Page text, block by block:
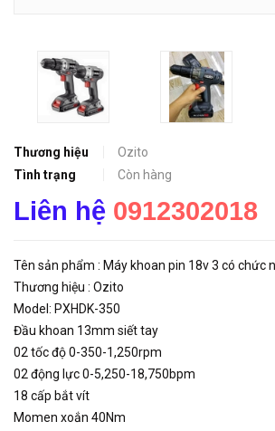
Thương hiệu
Ozito
Tình trạng
Còn hàng
Liên hệ 0912302018
Tên sản phẩm : Máy khoan pin 18v 3 có chức
Thương hiệu : Ozito
Model: PXHDK-350
Đầu khoan 13mm siết tay
02 tốc độ 0-350-1,250rpm
02 động lực 0-5,250-18,750bpm
18 cấp bắt vít
Momen xoắn 40Nm